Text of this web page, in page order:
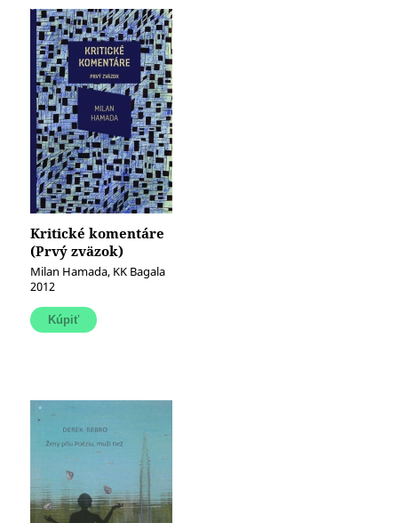
Kritické komentáre
(Prvý zväzok)
Milan Hamada, KK Bagala
2012